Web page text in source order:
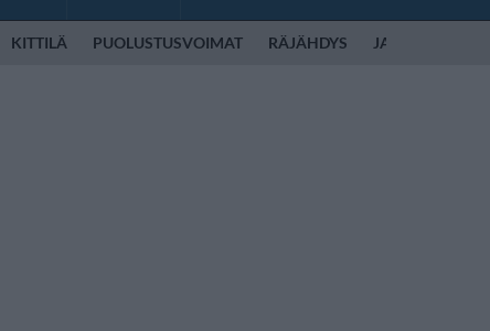
KITTILÄ PUOLUSTUSVOIMAT RÄJÄHDYS JANNI HUSSI